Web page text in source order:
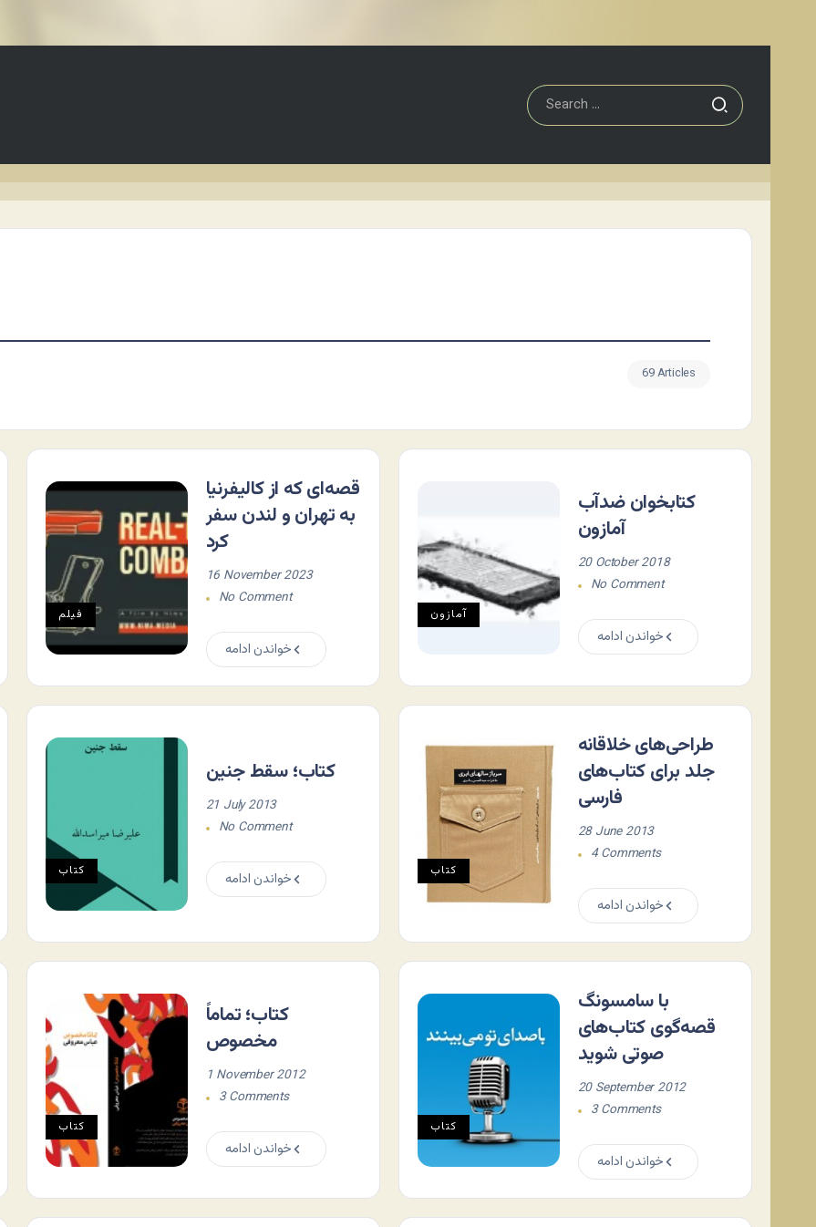
69 Articles
فيلم
قصه‌ای که از کالیفرنیا
به تهران و لندن سفر
کرد
16 November 2023
No Comment
خواندن ادامه
آمازون
کتابخوان ضدآب
آمازون
20 October 2018
No Comment
خواندن ادامه
کتاب
کتاب؛ سقط جنین
21 July 2013
No Comment
خواندن ادامه کتاب
طراحی‌های خلاقانه
جلد برای کتاب‌های
فارسی
28 June 2013
4 Comments
خواندن ادامه
کتاب
کتاب؛ تماماً
مخصوص
1 November 2012
3 Comments
خواندن ادامه
کتاب
با سامسونگ
قصه‌گوی کتاب‌های
صوتی شوید
20 September 2012
3 Comments
خواندن ادامه